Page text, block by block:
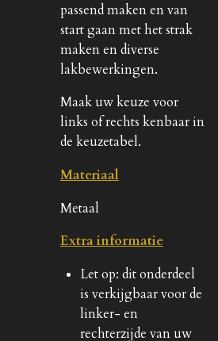
passend maken en van
start gaan met het strak
maken en diverse
lakbewerkingen.
Maak uw keuze voor
links of rechts kenbaar in
de keuzetabel.
Materiaal
Metaal
Extra informatie
Let op: dit onderdeel
is verkijgbaar voor de
linker- en
rechterzijde van uw